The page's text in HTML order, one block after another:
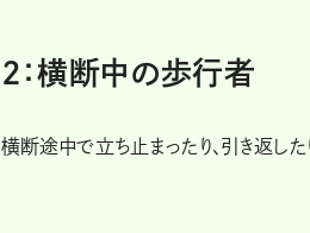
2：横断中の歩行者
横断途中で立ち止まったり、引き返した